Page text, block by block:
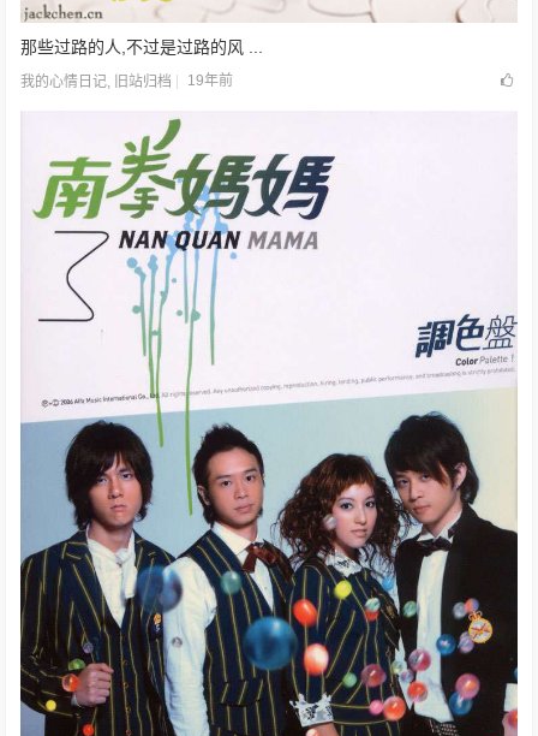
那些过路的人,不过是过路的风 ...
我的心情日记 旧站归档 19年前